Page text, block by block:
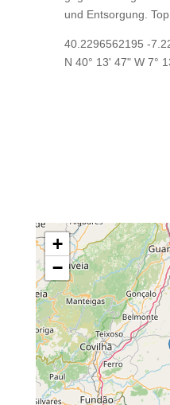
und Entsorgung.
40.2296562195 -
N 40° 13' 47" W 7°
+
−